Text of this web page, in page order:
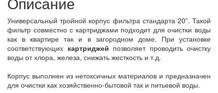
Универсальный тройной корпус фильтра стандарта 20”. Такой
фильтр совместно с картриджами подходит для очистки воды
как в квартире так и в загородном доме. При установке
соответствующих картриджей позволяет проводить очистку
воды от хлора, железа, снижать жесткость и т.д.
Корпус выполнен из нетоксичных материалов и предназначен
для очистки как хозяйственно-бытовой так и питьевой воды.